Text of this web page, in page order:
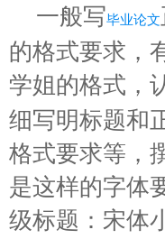
一般写毕业论文
的格式要求，
学姐的格式，
细写明标题和
格式要求等，
是这样的字体
级标题：宋体